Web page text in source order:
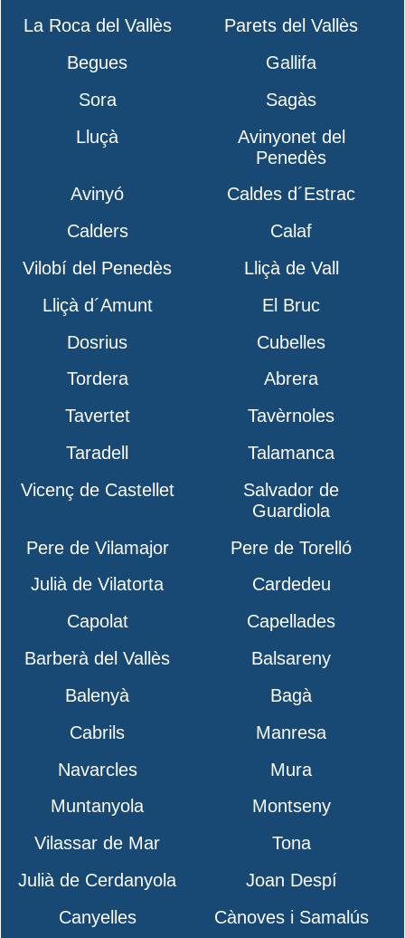
La Roca del Vallès
Parets del Vallès
Begues
Gallifa
Sora
Sagàs
Lluçà
Avinyonet del
Penedès
Avinyó
Caldes d´Estrac
Calders
Calaf
Vilobí del Penedès
Lliçà de Vall
Lliçà d´Amunt
El Bruc
Dosrius
Cubelles
Tordera
Abrera
Tavertet
Tavèrnoles
Taradell
Talamanca
Vicenç de Castellet
Salvador de
Guardiola
Pere de Vilamajor
Pere de Torelló
Julià de Vilatorta
Cardedeu
Capolat
Capellades
Barberà del Vallès
Balsareny
Balenyà
Bagà
Cabrils
Manresa
Navarcles
Mura
Muntanyola
Montseny
Vilassar de Mar
Tona
Julià de Cerdanyola
Joan Despí
Canyelles
Cànoves i Samalús